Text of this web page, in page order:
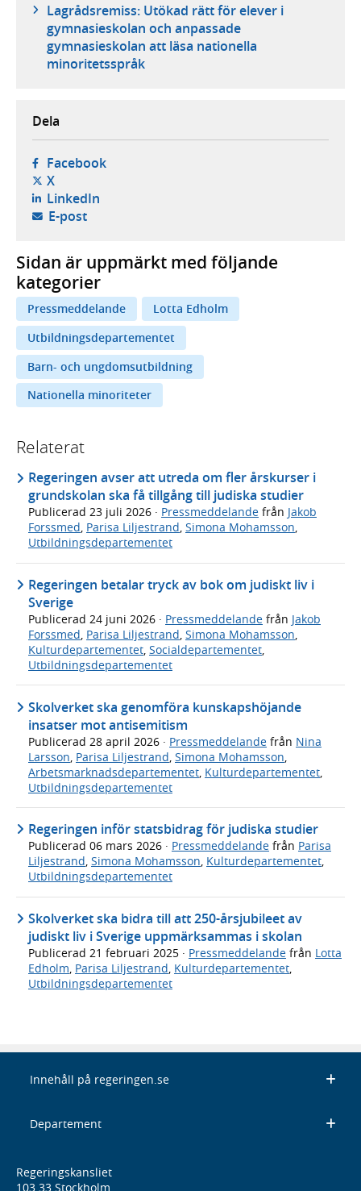
Lagrådsremiss: Utökad rätt för elever i
gymnasieskolan och anpassade
gymnasieskolan att läsa nationella
minoritetsspråk
Dela
Facebook- öppnas i ny flik, extern webbplats,
X- öppnas i ny flik, extern webbplats,
LinkedIn- öppnas i ny flik, extern webbplats,
E-post- öppnar din e-postklient,
Sidan är uppmärkt med följande
kategorier
Pressmeddelande
Lotta Edholm
Utbildningsdepartementet
Barn- och ungdomsutbildning
Nationella minoriteter
Relaterat
Regeringen avser att utreda om fler årskurser i
grundskolan ska få tillgång till judiska studier
Publicerad 23 juli 2026 · Pressmeddelande från Jakob
Forssmed, Parisa Liljestrand, Simona Mohamsson,
Utbildningsdepartementet
Regeringen betalar tryck av bok om judiskt liv i
Sverige
Publicerad 24 juni 2026 · Pressmeddelande från Jakob
Forssmed, Parisa Liljestrand, Simona Mohamsson,
Kulturdepartementet, Socialdepartementet,
Utbildningsdepartementet
Skolverket ska genomföra kunskapshöjande
insatser mot antisemitism
Publicerad 28 april 2026 · Pressmeddelande från Nina
Larsson Parisa Liljestrand Simona Mohamsson
Arbetsmarknadsdepartementet Kulturdepartementet
Utbildningsdepartementet
Regeringen inför statsbidrag för judiska studier
Publicerad 06 mars 2026 · Pressmeddelande från Parisa
Liljestrand, Simona Mohamsson, Kulturdepartementet,
Utbildningsdepartementet
Skolverket ska bidra till att 250-årsjubileet av
judiskt liv i Sverige uppmärksammas i skolan
Publicerad 21 februari 2025 · Pressmeddelande från Lotta
Edholm, Parisa Liljestrand, Kulturdepartementet,
Utbildningsdepartementet
Innehåll på regeringen.se
Departement
Regeringskansliet
103 33 Stockholm